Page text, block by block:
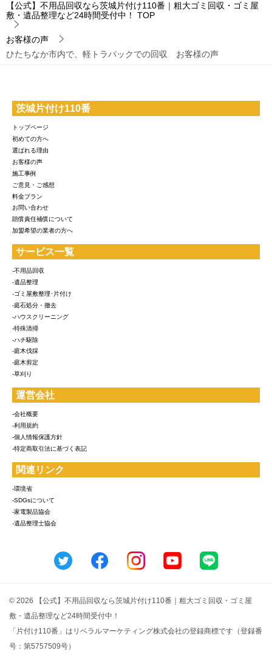
【公式】不用品回収なら茨城片付け110番｜粗大ゴミ回収・ゴミ屋
敷・遺品整理など24時間受付中！
TOP
お客様の声
ひたちなか市内で、軽トラパックでの回収 お客様の声
茨城片付け110番
トップページ
初めての方へ
選ばれる理由
お客様の声
施工事例
ご意見・ご感想
料金プラン
お問い合わせ
賠償責任補償について
加盟希望の業者の方へ
サービス一覧
-不用品回収
-遺品整理
-ゴミ屋敷整理･片付け
-庭石処分・撤去
-ハウスクリーニング
-特殊清掃
-ハチ駆除
-庭木伐採
-庭木剪定
-草刈り
運営会社
-会社概要
-利用規約
-個人情報保護方針
-特定商取引法に基づく表記
関連リンク
-環境省
-SDGsについて
-家電製品協会
-遺品整理士協会
© 2026 【公式】不用品回収なら茨城片付け110番｜粗大ゴミ回収・ゴミ屋
敷・遺品整理など24時間受付中！
「片付け110番」はリベラルマーケティング株式会社の登録商標です（登録番
号：第5757509号）